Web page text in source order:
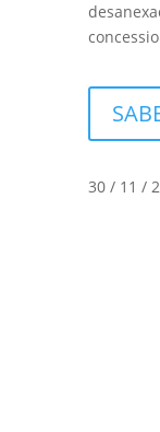
30 / 11 /